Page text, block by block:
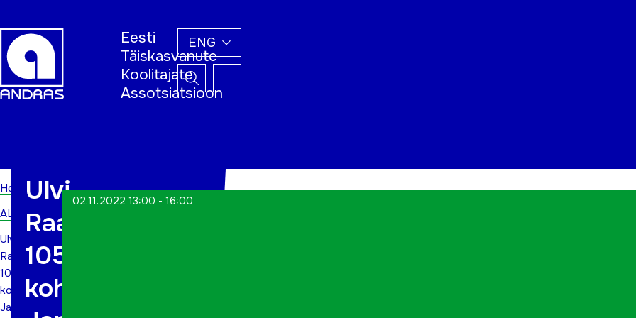
Eesti
Täiskasvanute
Koolitajate
Assotsiatsioon
ENG
Home
ALWs
Ulvi
Raamatukogu
105,
kohtumine
Janika
Ulvi
Raamatukogu
105,
kohtumine
02.11.2022 13:00 - 16:00